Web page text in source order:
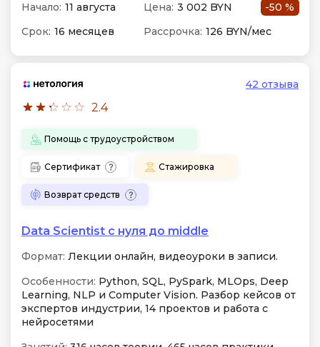
Начало: 11 августа Цена: 3 002 BYN
-50 %
Срок: 16 месяцев Рассрочка: 126 BYN/мес
2.4
42 отзыва
Помощь с трудоустройством
Сертификат Стажировка
Возврат средств
Data Scientist с нуля до middle
Формат: Лекции онлайн, видеоуроки в записи.
Особенности: Python, SQL, PySpark, MLOps, Deep
Learning, NLP и Computer Vision. Разбор кейсов от
экспертов индустрии, 14 проектов и работа с
нейросетями